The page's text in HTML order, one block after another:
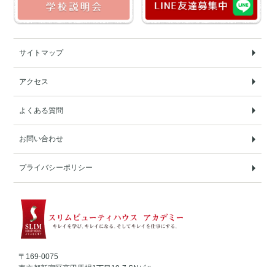
サイトマップ
アクセス
よくある質問
お問い合わせ
プライバシーポリシー
〒169-0075